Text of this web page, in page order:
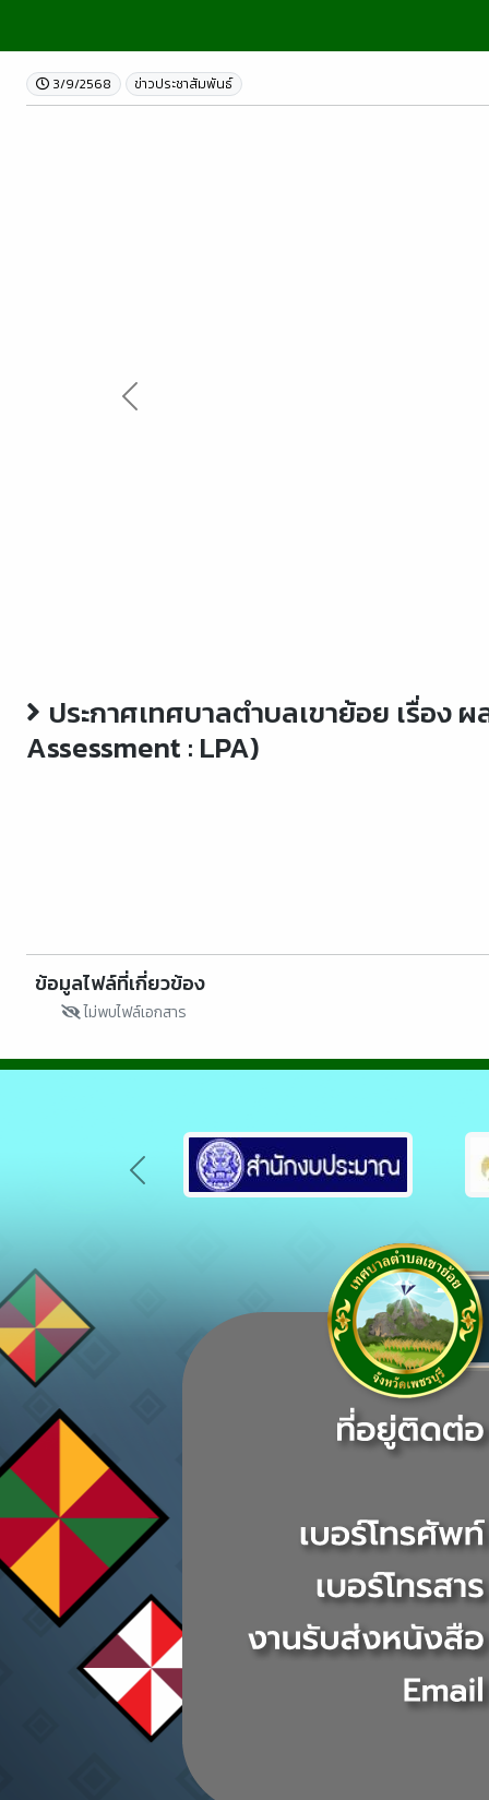
3/9/2568 ข่าวประชาสัมพันธ์
Previous
ประกาศเทศบาลตำบลเขาย้อย เรื่อง
Assessment : LPA)
ข้อมูลไฟล์ที่เกี่ยวข้อง
ไม่พบไฟล์เอกสาร
Previous